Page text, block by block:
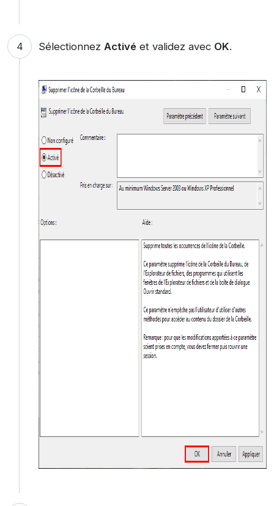
Sélectionnez Activéet validez avec OK.